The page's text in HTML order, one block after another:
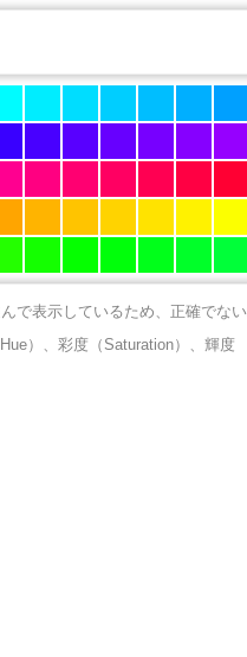
で表示しているため、正確でな
）、彩度（Saturation）、輝度